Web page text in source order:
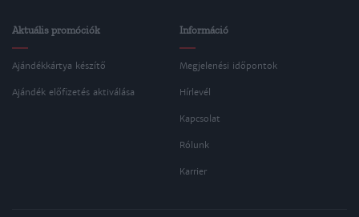
Aktuális promóciók
Ajándékkártya készítő
Ajándék előfizetés aktiválása
Információ
Megjelenési időpontok
Hírlevél
Kapcsolat
Rólunk
Karrier